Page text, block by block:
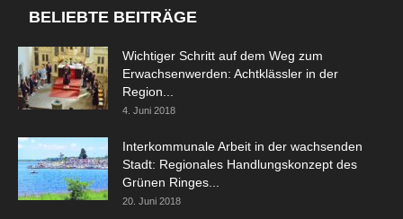
BELIEBTE BEITRÄGE
Wichtiger Schritt auf dem Weg zum
Erwachsenwerden: Achtklässler in der
Region...
4. Juni 2018
Interkommunale Arbeit in der wachsenden
Stadt: Regionales Handlungskonzept des
Grünen Ringes...
20. Juni 2018